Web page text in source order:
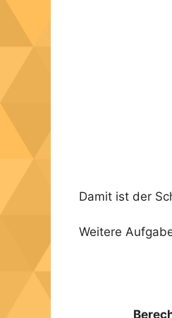
Damit ist der
Weitere